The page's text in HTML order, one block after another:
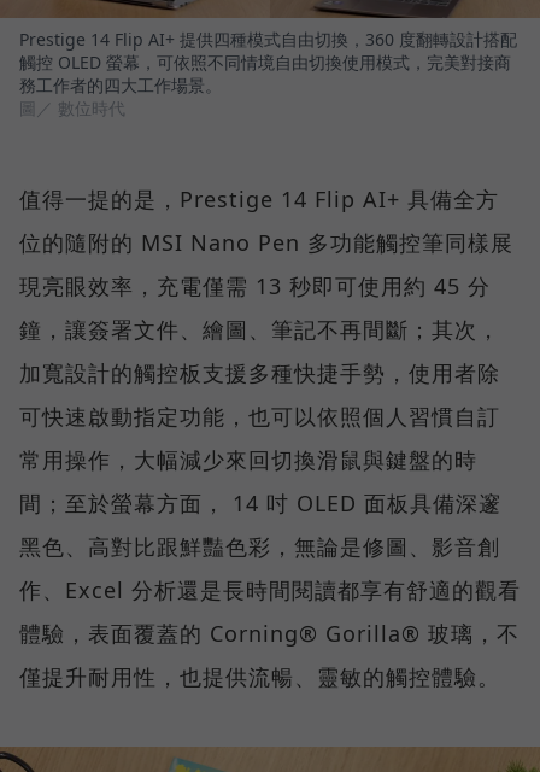
Prestige 14 Flip AI+ 提供四種模式自由切換，360 度翻轉設計搭配
觸控 OLED 螢幕，可依照不同情境自由切換使用模式，完美對接商
務工作者的四大工作場景。
圖／ 數位時代
值得一提的是，Prestige 14 Flip AI+ 具備全方
位的隨附的 MSI Nano Pen 多功能觸控筆同樣展
現亮眼效率，充電僅需 13 秒即可使用約 45 分
鐘，讓簽署文件、繪圖、筆記不再間斷；其次，
加寬設計的觸控板支援多種快捷手勢，使用者除
可快速啟動指定功能，也可以依照個人習慣自訂
常用操作，大幅減少來回切換滑鼠與鍵盤的時
間；至於螢幕方面， 14 吋 OLED 面板具備深邃
黑色、高對比跟鮮豔色彩，無論是修圖、影音創
作、Excel 分析還是長時間閱讀都享有舒適的觀看
體驗，表面覆蓋的 Corning® Gorilla® 玻璃，不
僅提升耐用性，也提供流暢、靈敏的觸控體驗。